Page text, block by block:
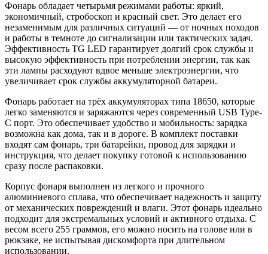
Фонарь обладает четырьмя режимами работы: яркий,
экономичный, стробоскоп и красный свет. Это делает его
незаменимым для различных ситуаций — от ночных походов
и работы в темноте до сигнализации или тактических задач.
Эффективность TG LED гарантирует долгий срок службы и
высокую эффективность при потреблении энергии, так как
эти лампы расходуют вдвое меньше электроэнергии, что
увеличивает срок службы аккумуляторной батареи.
Фонарь работает на трёх аккумуляторах типа 18650, которые
легко заменяются и заряжаются через современный USB Type-
C порт. Это обеспечивает удобство и мобильность: зарядка
возможна как дома, так и в дороге. В комплект поставки
входят сам фонарь, три батарейки, провод для зарядки и
инструкция, что делает покупку готовой к использованию
сразу после распаковки.
Корпус фонаря выполнен из легкого и прочного
алюминиевого сплава, что обеспечивает надежность и защиту
от механических повреждений и влаги. Этот фонарь идеально
подходит для экстремальных условий и активного отдыха. С
весом всего 255 граммов, его можно носить на голове или в
рюкзаке, не испытывая дискомфорта при длительном
использовании.